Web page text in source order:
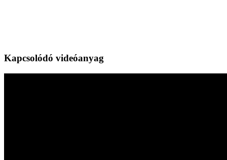
Kapcsolódó videóanyag